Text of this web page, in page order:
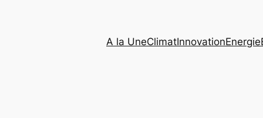
A la UneClimatInnovationEnergie